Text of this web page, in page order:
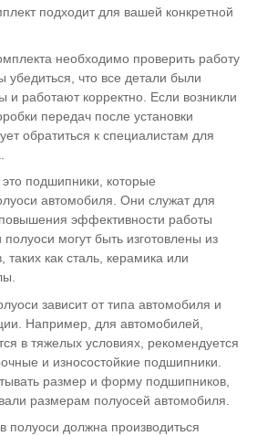
подходит для вашей конкретной
необходимо проверить работу
убедиться, что все детали были
и работают корректно. Если возникли
передач после установки
обратиться к специалистам для
подшипники, которые
автомобиля. Они служат для
эффективности работы
могут быть изготовлены из
как сталь, керамика или
зависит от типа автомобиля и
Например, для автомобилей,
в тяжелых условиях, рекомендуется
и износостойкие подшипники.
размер и форму подшипников,
размерам полуосей автомобиля.
полуоси должна производиться